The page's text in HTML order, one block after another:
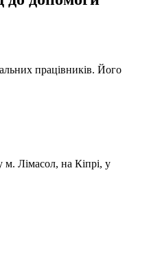
працівників. Його
м. Лімасол, на Кіпрі, у